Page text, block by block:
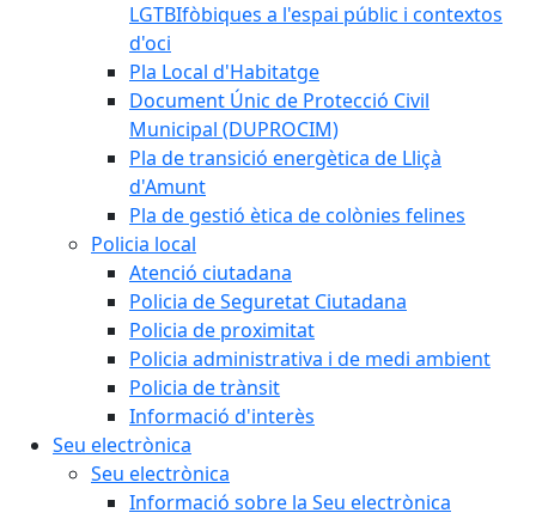
LGTBIfòbiques a l'espai públic i contextos
d'oci
Pla Local d'Habitatge
Document Únic de Protecció Civil
Municipal (DUPROCIM)
Pla de transició energètica de Lliçà
d'Amunt
Pla de gestió ètica de colònies felines
Policia local
Atenció ciutadana
Policia de Seguretat Ciutadana
Policia de proximitat
Policia administrativa i de medi ambient
Policia de trànsit
Informació d'interès
Seu electrònica
Seu electrònica
Informació sobre la Seu electrònica